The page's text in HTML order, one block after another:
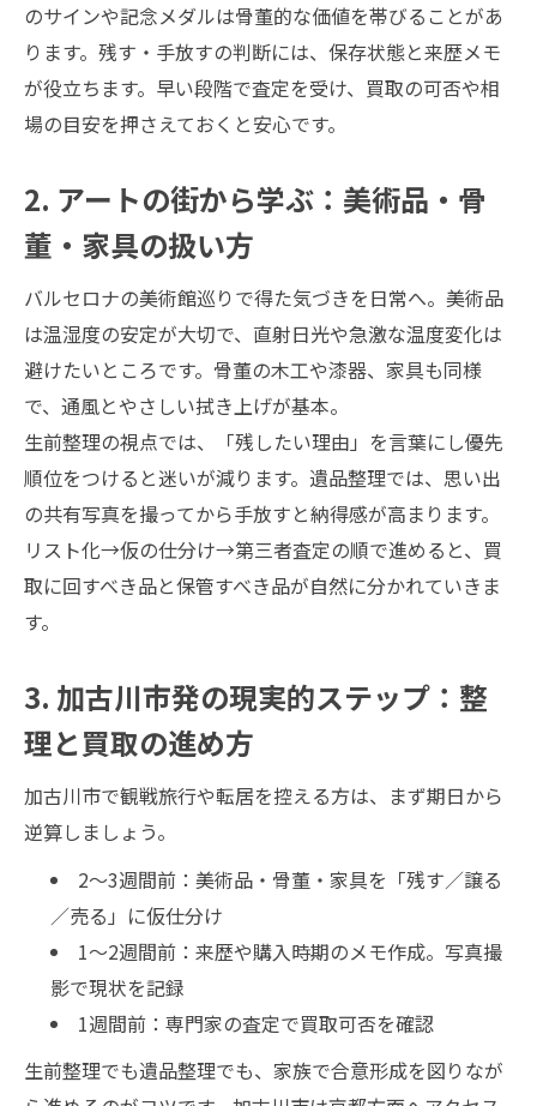
のサインや記念メダルは骨董的な価値を帯びることがあ
ります。残す・手放すの判断には、保存状態と来歴メモ
が役立ちます。早い段階で査定を受け、買取の可否や相
場の目安を押さえておくと安心です。
2. アートの街から学ぶ：美術品・骨
董・家具の扱い方
バルセロナの美術館巡りで得た気づきを日常へ。美術品
は温湿度の安定が大切で、直射日光や急激な温度変化は
避けたいところです。骨董の木工や漆器、家具も同様
で、通風とやさしい拭き上げが基本。
生前整理の視点では、「残したい理由」を言葉にし優先
順位をつけると迷いが減ります。遺品整理では、思い出
の共有写真を撮ってから手放すと納得感が高まります。
リスト化→仮の仕分け→第三者査定の順で進めると、買
取に回すべき品と保管すべき品が自然に分かれていきま
す。
3. 加古川市発の現実的ステップ：整
理と買取の進め方
加古川市で観戦旅行や転居を控える方は、まず期日から
逆算しましょう。
2〜3週間前：美術品・骨董・家具を「残す／譲る
／売る」に仮仕分け
1〜2週間前：来歴や購入時期のメモ作成。写真撮
影で現状を記録
1週間前：専門家の査定で買取可否を確認
生前整理でも遺品整理でも、家族で合意形成を図りなが